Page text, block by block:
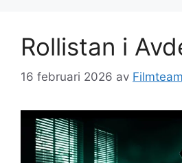
Rollistan i
16 februari 2026 av